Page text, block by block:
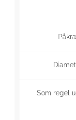
Som regel